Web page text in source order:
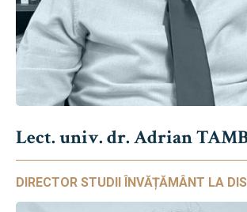
Lect. univ. dr. Adrian
DIRECTOR STUDII ÎNVĂȚĂMÂNT LA